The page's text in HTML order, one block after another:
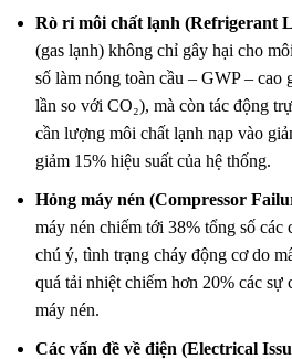
Rò rỉ môi chất lạnh (Refrigerant
(gas lạnh) không chỉ gây hại cho
số làm nóng toàn cầu – GWP – cao
lần so với CO₂), mà còn tác động
cần lượng môi chất lạnh nạp vào
giảm 15% hiệu suất của hệ thống.
Hỏng máy nén (Compressor
máy nén chiếm tới 38% tổng số
chú ý, tình trạng cháy động cơ do
quá tải nhiệt chiếm hơn 20% các sự
máy nén.
Các vấn đề về điện (Electrical